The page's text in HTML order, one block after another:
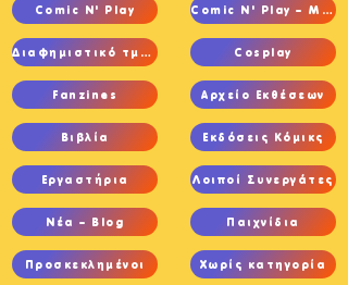
Comic N' Play
Διαφημιστικό τμήμα
Fanzines
Βιβλία
Εργαστήρια
Νέα – Blog
Προσκεκλημένοι
Comic N' Play – Main
Cosplay
Αρχείο Εκθέσεων
Εκδόσεις Κόμικς
Λοιποί Συνεργάτες
Παιχνίδια
Χωρίς κατηγορία